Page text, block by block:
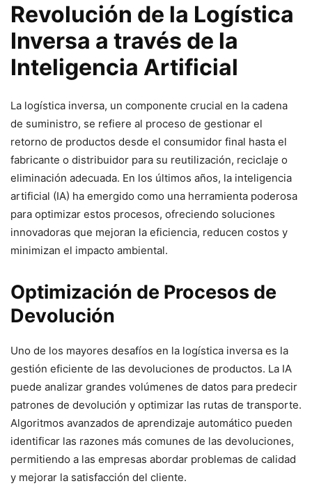
Revolución de la Logística
Inversa a través de la
Inteligencia Artificial
La logística inversa, un componente crucial en la cadena
de suministro, se refiere al proceso de gestionar el
retorno de productos desde el consumidor final hasta el
fabricante o distribuidor para su reutilización, reciclaje o
eliminación adecuada. En los últimos años, la inteligencia
artificial (IA) ha emergido como una herramienta poderosa
para optimizar estos procesos, ofreciendo soluciones
innovadoras que mejoran la eficiencia, reducen costos y
minimizan el impacto ambiental.
Optimización de Procesos de
Devolución
Uno de los mayores desafíos en la logística inversa es la
gestión eficiente de las devoluciones de productos. La IA
puede analizar grandes volúmenes de datos para predecir
patrones de devolución y optimizar las rutas de transporte.
Algoritmos avanzados de aprendizaje automático pueden
identificar las razones más comunes de las devoluciones,
permitiendo a las empresas abordar problemas de calidad
y mejorar la satisfacción del cliente.